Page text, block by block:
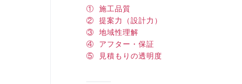
① 施工品質
② 提案力（設計力）
③ 地域性理解
④ アフター・保証
⑤ 見積もりの透明度